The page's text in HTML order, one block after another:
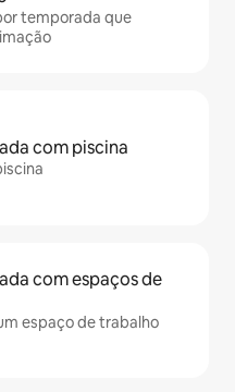
temporada que
com piscina
com espaços de
espaço de trabalho